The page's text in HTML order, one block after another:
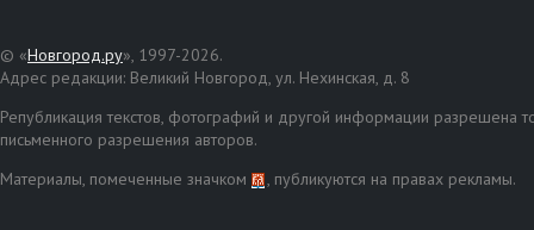
© «Новгород.ру», 1997-2026.
Адрес редакции: Великий Новгород, ул. Нехинская, д. 8
Републикация текстов, фотографий и другой информации разрешена
письменного разрешения авторов.
Материалы, помеченные значком
, публикуются на правах рекламы.